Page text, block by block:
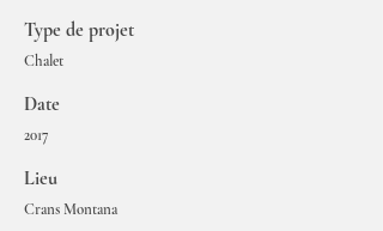
Type de projet
Chalet
Date
2017
Lieu
Crans Montana